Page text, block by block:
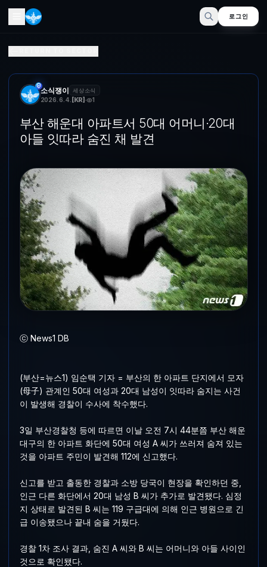
로그인
소식쟁이 세상소식
2026. 6. 4. [KR] 1
부산 해운대 아파트서 50대 어머니·20대
아들 잇따라 숨진 채 발견
ⓒ News1 DB
(부산=뉴스1) 임순택 기자 = 부산의 한 아파트 단지에서 모자
(母子) 관계인 50대 여성과 20대 남성이 잇따라 숨지는 사건
이 발생해 경찰이 수사에 착수했다.
3일 부산경찰청 등에 따르면 이날 오전 7시 44분쯤 부산 해운
대구의 한 아파트 화단에 50대 여성 A 씨가 쓰러져 숨져 있는
것을 아파트 주민이 발견해 112에 신고했다.
신고를 받고 출동한 경찰과 소방 당국이 현장을 확인하던 중,
인근 다른 화단에서 20대 남성 B 씨가 추가로 발견됐다. 심정
지 상태로 발견된 B 씨는 119 구급대에 의해 인근 병원으로 긴
급 이송됐으나 끝내 숨을 거뒀다.
경찰 1차 조사 결과, 숨진 A 씨와 B 씨는 어머니와 아들 사이인
것으로 확인됐다.